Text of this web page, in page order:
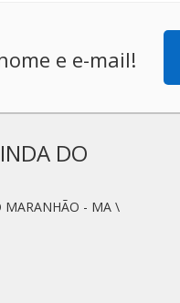
e e-mail!
DO
MARANHÃO - MA \